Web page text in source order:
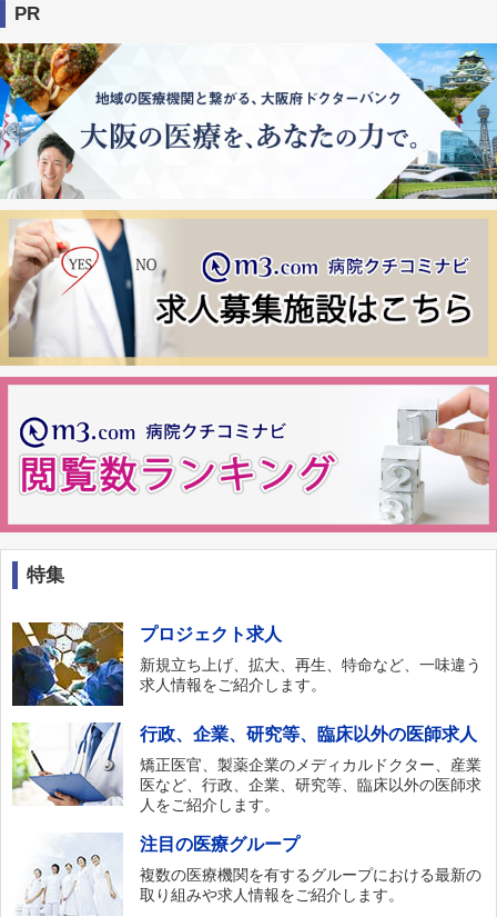
PR
特集
プロジェクト求人
新規立ち上げ、拡大、再生、特命など、一味違う
求人情報をご紹介します。
行政、企業、研究等、臨床以外の医師求人
矯正医官、製薬企業のメディカルドクター、産業
医など、行政、企業、研究等、臨床以外の医師求
人をご紹介します。
注目の医療グループ
複数の医療機関を有するグループにおける最新の
取り組みや求人情報をご紹介します。